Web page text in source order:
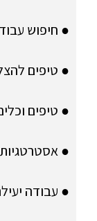
● חיפוש
● טיפים
● טיפים
●
● עבודה